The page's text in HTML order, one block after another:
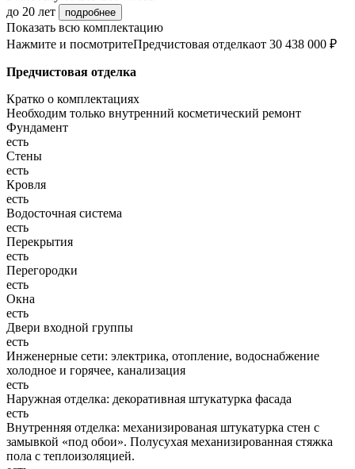
до 20 лет
подробнее
Показать всю комплектацию
Нажмите и посмотритеПредчистовая отделкаот 30 438 000 ₽
Предчистовая отделка
Кратко о комплектациях
Необходим только внутренний косметический ремонт
Фундамент
есть
Стены
есть
Кровля
есть
Водосточная система
есть
Перекрытия
есть
Перегородки
есть
Окна
есть
Двери входной группы
есть
Инженерные сети: электрика, отопление, водоснабжение
холодное и горячее, канализация
есть
Наружная отделка: декоративная штукатурка фасада
есть
Внутренняя отделка: механизированая штукатурка стен с
замывкой «под обои». Полусухая механизированная стяжка
пола с теплоизоляцией.